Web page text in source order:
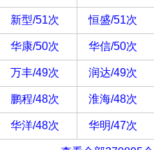
新型/51次 恒盛/51次
华康/50次 华信/50次
万丰/49次 润达/49次
鹏程/48次 淮海/48次
华洋/48次 华明/47次